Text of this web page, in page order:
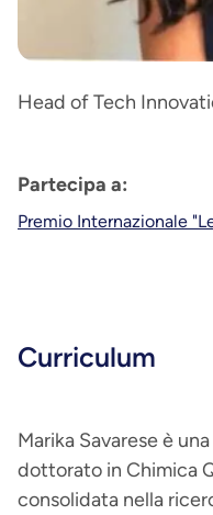
Head of Tech
Partecipa a:
Premio Internazionale
Curriculum
Marika Savarese è
dottorato in Chimica
consolidata nella